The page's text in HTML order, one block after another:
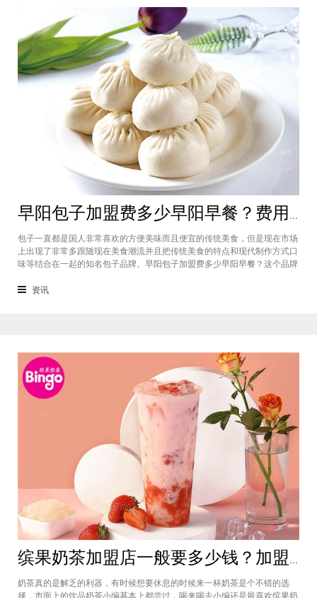
早阳包子加盟费多少早阳早餐？费用规划基本在10万元左右即可
包子一直都是国人非常喜欢的方便美味而且便宜的传统美食，但是现在市场
上出现了非常多跟随现在美食潮流并且把传统美食的特点和现代制作方式口
味等结合在一起的知名包子品牌。早阳包子加盟费多少早阳早餐？这个品牌
色，而且加盟费也是有系统的规划，早阳包子加盟基本在10万元左右即可。
资讯
缤果奶茶加盟店一般要多少钱？加盟费4万元总体开店费用仅需20万
奶茶真的是解乏的利器，有时候想要休息的时候来一杯奶茶是个不错的选
择，市面上的饮品奶茶小编基本上都尝过，喝来喝去小编还是最喜欢缤果奶